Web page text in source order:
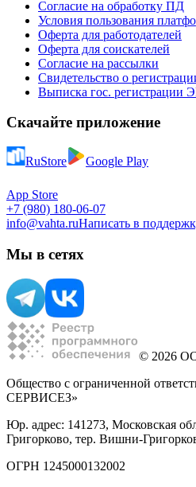
Согласие на обработку ПД
Условия пользования
Оферта для работодателей
Оферта для соискателей
Согласие на рассылки
Свидетельство о
Выписка гос. регистрации
Скачайте приложение
RuStore Google Play
App Store
+7 (980) 180-06-07
info@vahta.ruНаписать в
Мы в сетях
© 2026
Общество с ограниченной
СЕРВИСЕЗ»
Юр. адрес: 141273, Московская
Григорково, тер. Вишни-
ОГРН 1245000132002